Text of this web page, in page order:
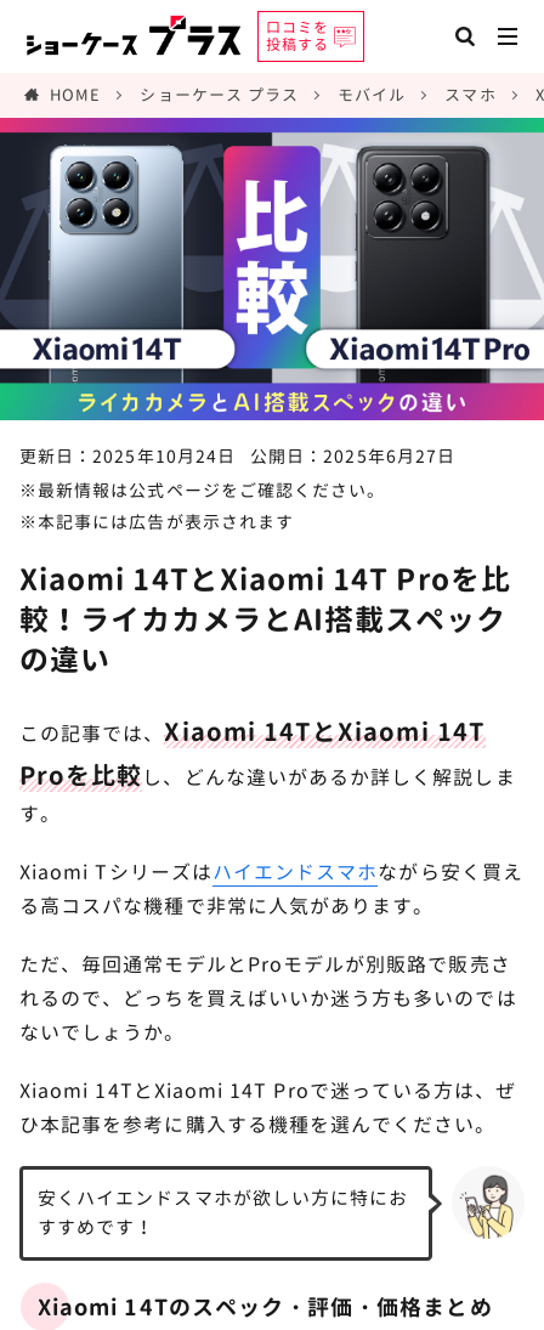
口コミを
投稿する
HOME ショーケース プラス モバイル スマホ
更新日：2025年10月24日
公開日：2025年6月27日
※最新情報は公式ページをご確認ください。
※本記事には広告が表示されます
Xiaomi 14TとXiaomi 14T Proを比
較！ライカカメラとAI搭載スペック
の違い
この記事では、Xiaomi 14TとXiaomi 14T
Proを比較し、どんな違いがあるか詳しく解説しま
す。
Xiaomi Tシリーズはハイエンドスマホながら安く買え
る高コスパな機種で非常に人気があります。
ただ、毎回通常モデルとProモデルが別販路で販売さ
れるので、どっちを買えばいいか迷う方も多いのでは
ないでしょうか。
Xiaomi 14TとXiaomi 14T Proで迷っている方は、ぜ
ひ本記事を参考に購入する機種を選んでください。
安くハイエンドスマホが欲しい方に特にお
すすめです！
Xiaomi 14Tのスペック・評価・価格まとめ